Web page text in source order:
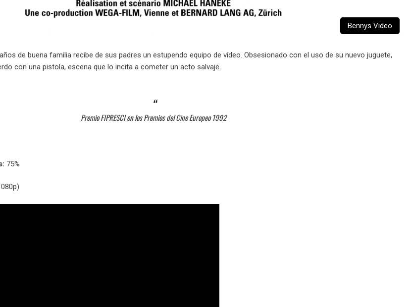
Bennys Video
de buena familia recibe de sus padres un estupendo equipo de vídeo. Obsesionado con el uso de su nuevo juguete,
con una pistola, escena que lo incita a cometer un acto salvaje.
Premio FIPRESCI en los Premios del Cine Europeo 1992
75%